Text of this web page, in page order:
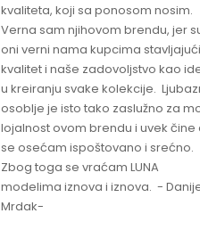
kvaliteta, koji sa ponosom nosim.
Verna sam njihovom brendu, jer
oni verni nama kupcima stavljajući
kvalitet i naše zadovoljstvo kao
u kreiranju svake kolekcije.
osoblje je isto tako zaslužno za
lojalnost ovom brendu i uvek čine
se osećam ispoštovano i srećno.
Zbog toga se vraćam LUNA
modelima iznova i iznova. -
Mrdak-